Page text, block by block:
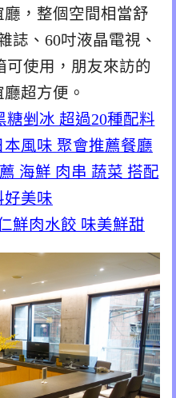
，整個空間相當舒
誌、60吋液晶電視、
可使用，朋友來訪的
超方便。
糖剉冰 超過20種配料
風味 聚會推薦餐廳
海鮮 肉串 蔬菜 搭配
好美味
鮮肉水餃 味美鮮甜